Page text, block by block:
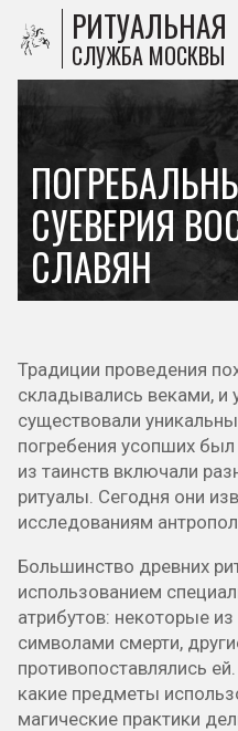
РИТУАЛЬНАЯ
СЛУЖБА МОСКВЫ
СУЕВЕРИЯ
СЛАВЯН
Традиции проведения
складывались веками, и
существовали
погребения усопших
из таинств включали
ритуалы. Сегодня они
исследованиям
Большинство древних
использованием
атрибутов: некоторые из
символами смерти,
противопоставлялись
какие предметы
магические практики